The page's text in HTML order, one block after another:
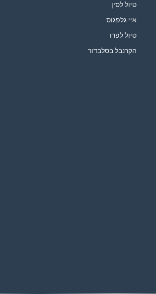
טיול לסין
איי גלפגוס
טיול לפרו
הקרנבל בסלבדור